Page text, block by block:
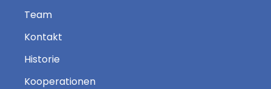
Team
Kontakt
Historie
Kooperationen